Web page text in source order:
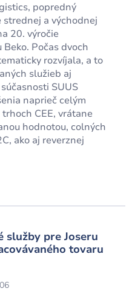
popredný
a východnej
20. výročie
Počas dvoch
rozvíjala, a to
služieb aj
SUUS
naprieč celým
CEE, vrátane
hodnotou, colných
ako aj reverznej
služby pre Joseru
tovaru